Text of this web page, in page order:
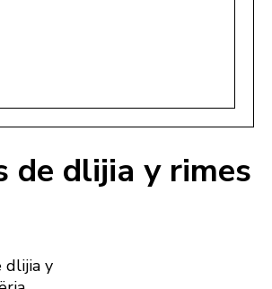
de dlijia y rimes